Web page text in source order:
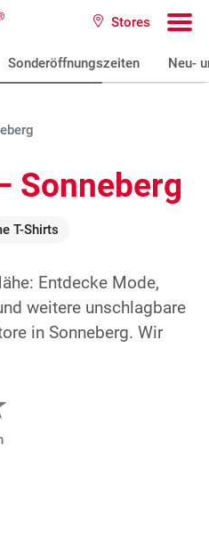
Stores
Sonderöffnungszeiten Neu-
Sonneberg
T-Shirts
Entdecke Mode,
weitere unschlagbare
in Sonneberg. Wir